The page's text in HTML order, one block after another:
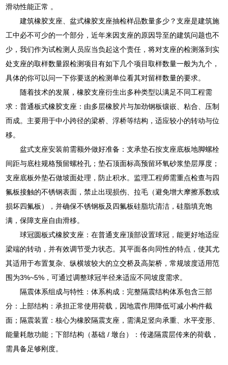
滑动性能正常 。
建筑橡胶支座、盆式橡胶支座抽检样品数量多少？支座是建筑施
工中必不可少的一个部分，近年来因支座的原因导至的建筑问题也不
少，我们作为试检测人员应当负起这个责任，将对支座的检测落到实
处支座的取样数量跟检测项目有如下几个项目取样数量一般为九个，
具体的你可以问一下你要送的检测单位看其对留样数量的要求。
随着技术的发展，橡胶支座衍生出多种类型以满足不同工程需
求：普通板式橡胶支座：由多层橡胶片与加劲钢板镶嵌、粘合、压制
而成。主要用于中小跨径的梁桥、浮桥等结构，适应较小的转动与位
移。
盆式支座安装前需额外做好准备：支承垫石按支座底板地脚螺栓
间距与底柱规格预留螺栓孔；垫石顶面标高预留环氧砂浆垫层厚度；
支座底板外垫石做坡面处理，防止积水。监理工程师需重点检查与四
氟板接触的不锈钢表面，禁止出现损伤、拉毛（避免增大摩擦系数或
损坏四氟板），并确保不锈钢板及四氟板硅脂坑清洁，硅脂填充饱
满，保障支座自由滑移。
球冠圆板式橡胶支座：在普通支座顶部设置球冠，能更好地适应
梁端的转动，并有效调节受力状态。其平面各向同性的特点，使其尤
其适用于布置复杂、纵横坡较大的立交桥及高架桥，常规坡度适用范
围为3%~5%，可通过调整球冠半径来适应不同坡度需求。
隔震体系组成与特性：体系构成：完整隔震结构体系包含三部
分：上部结构：承担正常使用荷载，因地震作用降低可减小构件截
面；隔震装置：核心为橡胶隔震支座，需满足竖向承重、水平变形、
能量耗散功能；下部结构（基础 / 墩台）：传递隔震层传来的荷载，
需具备足够刚度。